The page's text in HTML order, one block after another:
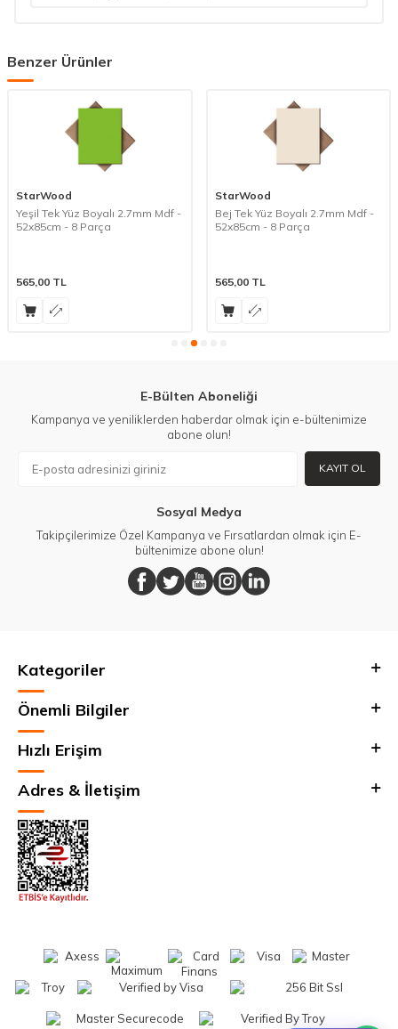
Benzer Ürünler
StarWood
Yeşil Tek Yüz Boyalı 2.7mm Mdf -
52x85cm - 8 Parça
565,00 TL
StarWood
Bej Tek Yüz Boyalı 2.7mm Mdf -
52x85cm - 8 Parça
565,00TL
E-Bülten Aboneliği
Kampanya ve yeniliklerden haberdar olmak için e-bültenimize
abone olun!
KAYIT OL
Sosyal Medya
Takipçilerimize Özel Kampanya ve Fırsatlardan olmak için E-
bültenimize abone olun!
Kategoriler
Önemli Bilgiler
Hızlı Erişim
Adres & İletişim